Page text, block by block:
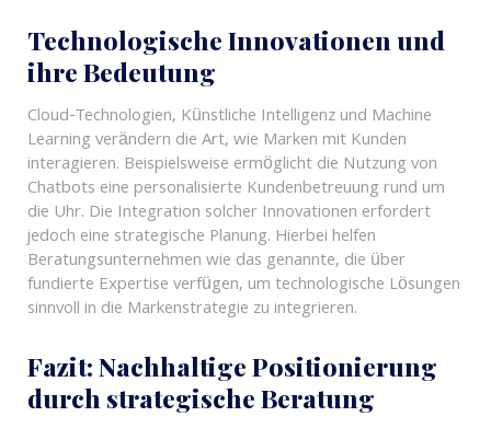
Technologische Innovationen und
ihre Bedeutung
Cloud-Technologien, Künstliche Intelligenz und Machine
Learning verändern die Art, wie Marken mit Kunden
interagieren. Beispielsweise ermöglicht die Nutzung von
Chatbots eine personalisierte Kundenbetreuung rund um
die Uhr. Die Integration solcher Innovationen erfordert
jedoch eine strategische Planung. Hierbei helfen
Beratungsunternehmen wie das genannte, die über
fundierte Expertise verfügen, um technologische Lösungen
sinnvoll in die Markenstrategie zu integrieren.
Fazit: Nachhaltige Positionierung
durch strategische Beratung